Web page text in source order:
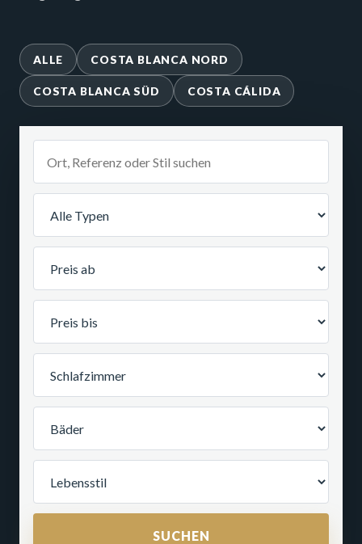
ALLE COSTA BLANCA NORD
COSTA BLANCA SÜD COSTA CÁLIDA
SUCHEN